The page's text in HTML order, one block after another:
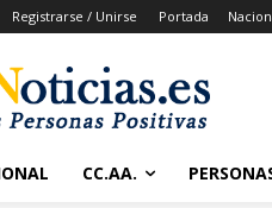
Registrarse / Unirse Portada
CC.AA.